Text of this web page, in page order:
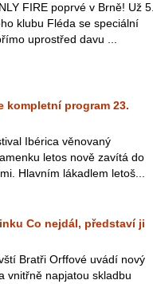
FIRE poprvé v Brně! Už 5.
klubu Fléda se speciální
uprostřed davu ...
kompletní program 23.
Ibérica věnovaný
letos nově zavítá do
Hlavním lákadlem letoš...
Co nejdál, představí ji
Bratři Orffové uvádí nový
vnitřně napjatou skladbu